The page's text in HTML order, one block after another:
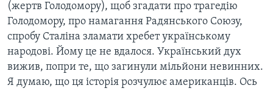
(жертв Голодомору), щоб згадати про трагедію
Голодомору, про намагання Радянського Союзу,
спробу Сталіна зламати хребет українському
народові. Йому це не вдалося. Український дух
вижив, попри те, що загинули мільйони невинних.
Я думаю, що ця історія розчулює американців. Ось